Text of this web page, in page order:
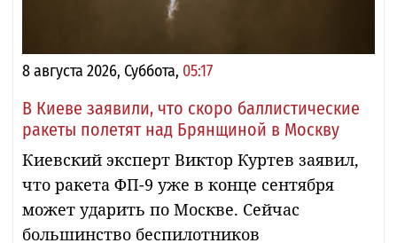
8 августа 2026, Суббота, 05:17
В Киеве заявили, что скоро баллистические
ракеты полетят над Брянщиной в Москву
Киевский эксперт Виктор Куртев заявил,
что ракета ФП-9 уже в конце сентября
может ударить по Москве. Сейчас
большинство беспилотников